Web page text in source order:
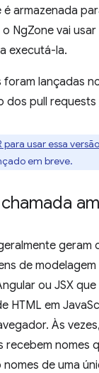
é armazenada
NgZone vai usar
executá-la.
foram lançadas
dos pull requests
para usar essa
em breve.
geram
de
ou JSX
HTML em
Às
recebem nomes
nomes de uma